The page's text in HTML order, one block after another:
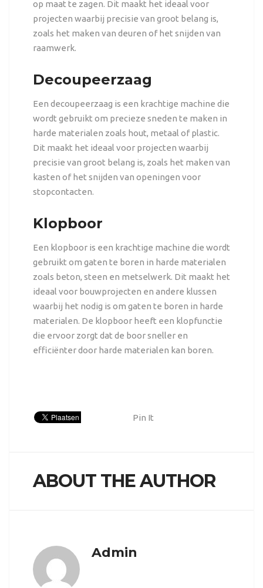
op maat te zagen. Dit maakt het ideaal voor
projecten waarbij precisie van groot belang is,
zoals het maken van deuren of het snijden van
raamwerk.
Decoupeerzaag
Een decoupeerzaag is een krachtige machine die
wordt gebruikt om precieze sneden te maken in
harde materialen zoals hout, metaal of plastic.
Dit maakt het ideaal voor projecten waarbij
precisie van groot belang is, zoals het maken van
kasten of het snijden van openingen voor
stopcontacten.
Klopboor
Een klopboor is een krachtige machine die wordt
gebruikt om gaten te boren in harde materialen
zoals beton, steen en metselwerk. Dit maakt het
ideaal voor bouwprojecten en andere klussen
waarbij het nodig is om gaten te boren in harde
materialen. De klopboor heeft een klopfunctie
die ervoor zorgt dat de boor sneller en
efficiënter door harde materialen kan boren.
Pin It
ABOUT THE AUTHOR
Admin